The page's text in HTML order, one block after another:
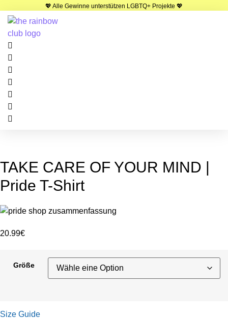
Inhalt
springen
💖 Alle Gewinne unterstützen LGBTQ+ Projekte 💖
TAKE CARE OF YOUR MIND |
Pride T-Shirt
20.99€
Größe
Size Guide